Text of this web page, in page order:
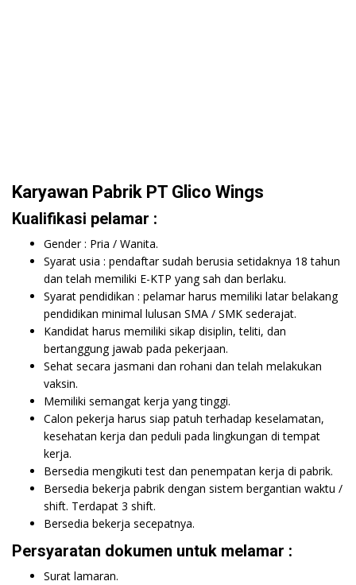
Karyawan Pabrik PT Glico Wings
Kualifikasi pelamar :
Gender : Pria / Wanita.
Syarat usia : pendaftar sudah berusia setidaknya 18 tahun
dan telah memiliki E-KTP yang sah dan berlaku.
Syarat pendidikan : pelamar harus memiliki latar belakang
pendidikan minimal lulusan SMA / SMK sederajat.
Kandidat harus memiliki sikap disiplin, teliti, dan
bertanggung jawab pada pekerjaan.
Sehat secara jasmani dan rohani dan telah melakukan
vaksin.
Memiliki semangat kerja yang tinggi.
Calon pekerja harus siap patuh terhadap keselamatan,
kesehatan kerja dan peduli pada lingkungan di tempat
kerja.
Bersedia mengikuti test dan penempatan kerja di pabrik.
Bersedia bekerja pabrik dengan sistem bergantian waktu /
shift. Terdapat 3 shift.
Bersedia bekerja secepatnya.
Persyaratan dokumen untuk melamar :
Surat lamaran.